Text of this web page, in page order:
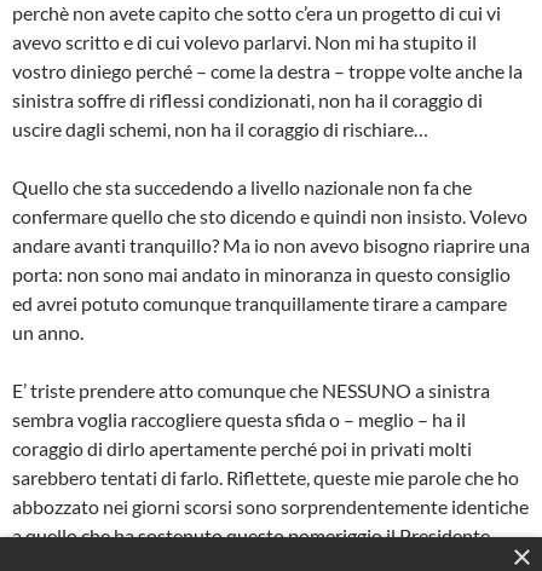
perchè non avete capito che sotto c’era un progetto di cui vi
avevo scritto e di cui volevo parlarvi. Non mi ha stupito il
vostro diniego perché – come la destra – troppe volte anche la
sinistra soffre di riflessi condizionati, non ha il coraggio di
uscire dagli schemi, non ha il coraggio di rischiare…
Quello che sta succedendo a livello nazionale non fa che
confermare quello che sto dicendo e quindi non insisto. Volevo
andare avanti tranquillo? Ma io non avevo bisogno riaprire una
porta: non sono mai andato in minoranza in questo consiglio
ed avrei potuto comunque tranquillamente tirare a campare
un anno.
E’ triste prendere atto comunque che NESSUNO a sinistra
sembra voglia raccogliere questa sfida o – meglio – ha il
coraggio di dirlo apertamente perché poi in privati molti
sarebbero tentati di farlo. Riflettete, queste mie parole che ho
abbozzato nei giorni scorsi sono sorprendentemente identiche
a quello che ha sostenuto questo pomeriggio il Presidente
×